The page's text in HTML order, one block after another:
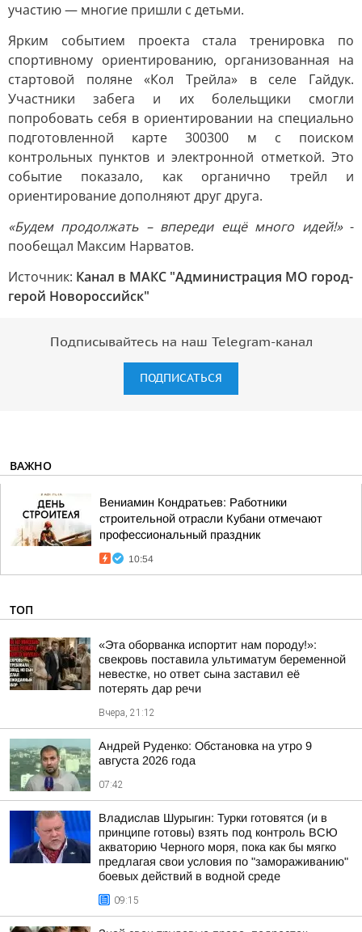
участию — многие пришли с детьми.
Ярким событием проекта стала тренировка по
спортивному ориентированию, организованная на
стартовой поляне «Кол Трейла» в селе Гайдук.
Участники забега и их болельщики смогли
попробовать себя в ориентировании на специально
подготовленной карте 300300 м с поиском
контрольных пунктов и электронной отметкой. Это
событие показало, как органично трейл и
ориентирование дополняют друг друга.
«Будем продолжать – впереди ещё много идей!»-
пообещал Максим Нарватов.
Источник: Канал в МАКС "Администрация МО город-
герой Новороссийск"
Подписывайтесь на наш Telegram-канал
ПОДПИСАТЬСЯ
ВАЖНО
Вениамин Кондратьев: Работники
строительной отрасли Кубани отмечают
профессиональный праздник
10:54
ТОП
«Эта оборванка испортит нам породу!»:
свекровь поставила ультиматум беременной
невестке, но ответ сына заставил её
потерять дар речи
Вчера, 21:12
Андрей Руденко: Обстановка на утро 9
августа 2026 года
07:42
Владислав Шурыгин: Турки готовятся (и в
принципе готовы) взять под контроль ВСЮ
акваторию Черного моря, пока как бы мягко
предлагая свои условия по "замораживанию"
боевых действий в водной среде
09:15